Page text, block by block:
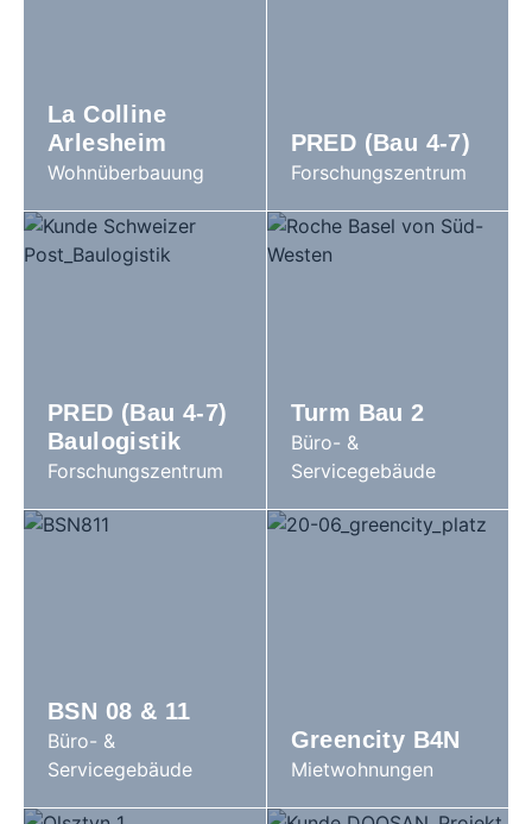
La Colline
Arlesheim
Wohnüberbauung
PRED (Bau 4-7)
Forschungszentrum
PRED (Bau 4-7)
Baulogistik
Forschungszentrum
Turm Bau 2
Büro- &
Servicegebäude
BSN 08 & 11
Büro- &
Servicegebäude
Greencity B4N
Mietwohnungen